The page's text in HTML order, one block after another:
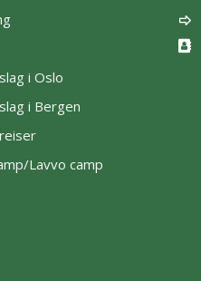
i Oslo
i Bergen
Lavvo camp